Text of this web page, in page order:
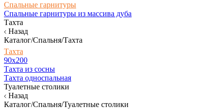
Спальные гарнитуры
Спальные гарнитуры из массива дуба
Тахта
Назад
Каталог/Спальня/Тахта
Тахта
90х200
Тахта из сосны
Тахта односпальная
Туалетные столики
Назад
Каталог/Спальня/Туалетные столики